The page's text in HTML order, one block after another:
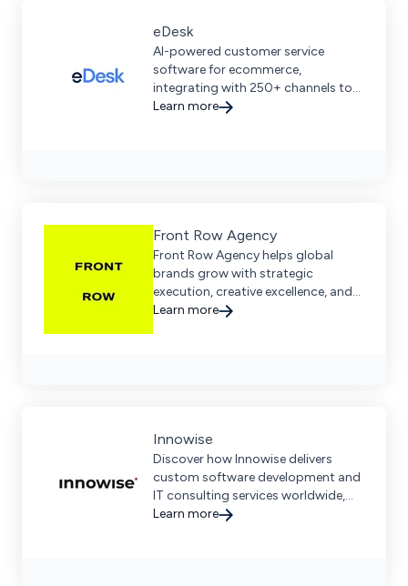
eDesk
AI-powered customer service
software for ecommerce,
integrating with 250+ channels to
streamline interactions and boost
Learn more
Front Row Agency
Front Row Agency helps global
brands grow with strategic
execution, creative excellence, and
local expertise, offering end-to-end
Learn more
Innowise
Discover how Innowise delivers
custom software development and
IT consulting services worldwide,
helping businesses of all sizes.
Learn more